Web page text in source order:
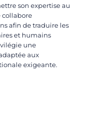
son expertise au
collabore
afin de traduire les
et humains
une
aux
exigeante.